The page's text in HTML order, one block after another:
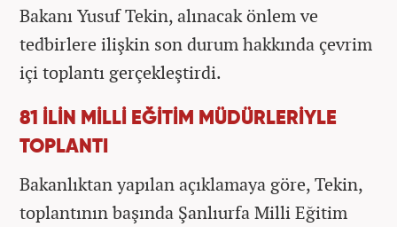
Bakanı Yusuf Tekin, alınacak önlem ve
tedbirlere ilişkin son durum hakkında çevrim
içi toplantı gerçekleştirdi.
81 İLİN MİLLİ EĞİTİM MÜDÜRLERİYLE
TOPLANTI
Bakanlıktan yapılan açıklamaya göre, Tekin,
toplantının başında Şanlıurfa Milli Eğitim